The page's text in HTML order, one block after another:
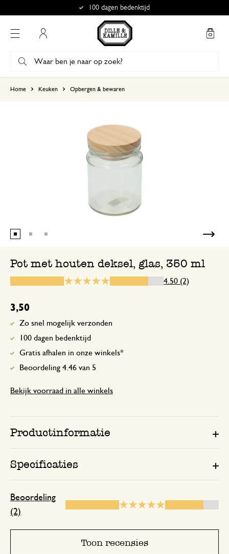
100 dagen bedenktijd
Home Keuken Opbergen & bewaren
Pot met houten deksel, glas, 350 ml
4.50 (2)
3,50
Zo snel mogelijk verzonden
100 dagen bedenktijd
Gratis afhalen in onze winkels*
Beoordeling 4.46 van 5
Bekijk voorraad in alle winkels
Productinformatie
Specificaties
Beoordeling
(2)
Toon recensies
5
2
1
18 november 2024